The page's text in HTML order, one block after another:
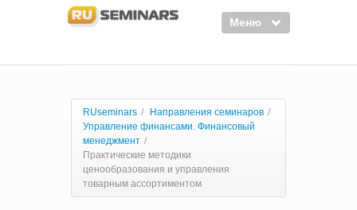
Меню
Курсы
Тренинги
Организаторы
Лектора
RUseminars / Направления семинаров /
Управление финансами. Финансовый
менеджмент /
Практические методики
ценообразования и управления
товарным ассортиментом